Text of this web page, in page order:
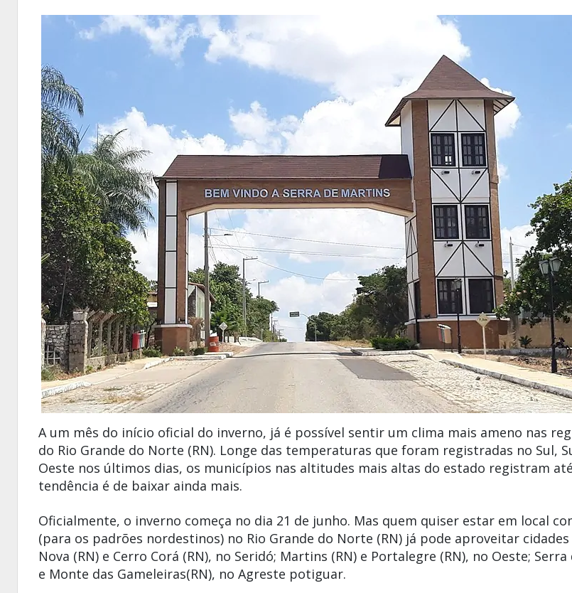
A um mês do início oficial do inverno, já é possível sentir um clima mais ameno nas
do Rio Grande do Norte (RN). Longe das temperaturas que foram registradas no Sul,
Oeste nos últimos dias, os municípios nas altitudes mais altas do estado registram até
tendência é de baixar ainda mais.
Oficialmente, o inverno começa no dia 21 de junho. Mas quem quiser estar em local
(para os padrões nordestinos) no Rio Grande do Norte (RN) já pode aproveitar
Nova (RN) e Cerro Corá (RN), no Seridó; Martins (RN) e Portalegre (RN), no Oeste; Serra
e Monte das Gameleiras(RN), no Agreste potiguar.